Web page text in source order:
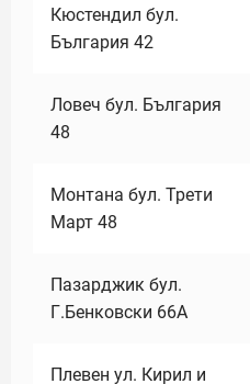
Кюстендил бул.
България 42
Ловеч бул. България
48
Монтана бул. Трети
Март 48
Пазарджик бул.
Г.Бенковски 66А
Плевен ул. Кирил и